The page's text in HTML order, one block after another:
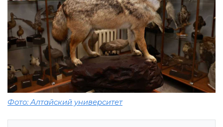
Фото: Алтайский университет